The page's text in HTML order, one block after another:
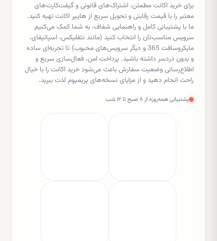
برای خرید اکانت مطمئن، اشتراک‌های قانونی و گیفت‌کارت‌های
معتبر را با قیمت رقابتی و تحویل سریع از هایپر اکانت تهیه کنید.
ما با پشتیبانی کامل و راهنمایی شفاف، به شما کمک می‌کنیم
سرویس مناسب‌تان را انتخاب کنید (مانند نتفلیکس، اسپاتیفای،
مایکروسافت 365 و دیگر سرویس‌های محبوب) تا تجربه‌ای ساده
و بدون دردسر داشته باشید. پرداخت امن، فعال‌سازی سریع و
اطلاع‌رسانی وضعیت سفارش باعث می‌شود خرید اکانت را با خیال
راحت انجام دهید و از مزایای نسخه‌های پریمیوم لذت ببرید.
پشتیبانی همه‌روزه از ۸ صبح تا ۱۲ شب